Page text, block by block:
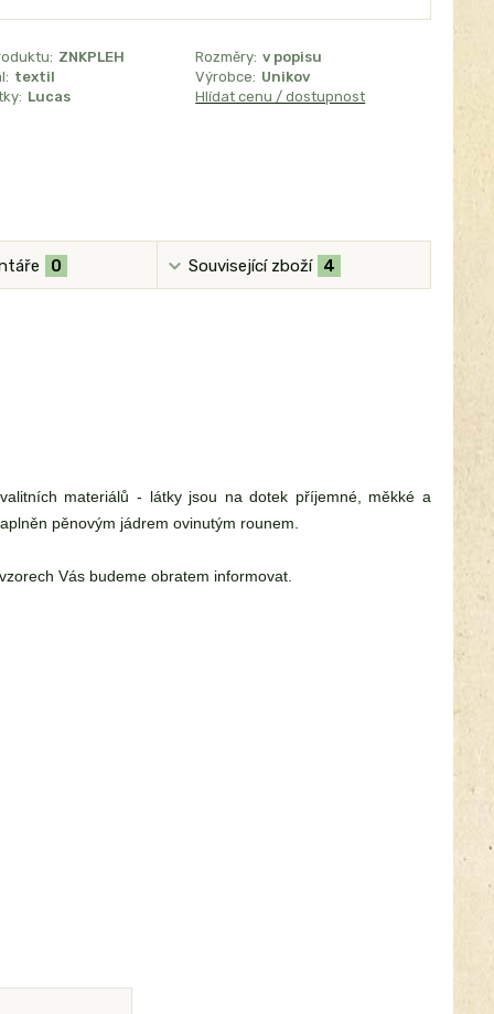
ZNKPLEH Rozměry: v popisu
textil Výrobce: Unikov
Lucas Hlídat cenu / dostupnost
0 Související zboží 4
materiálů - látky jsou na dotek příjemné, měkké a
pěnovým jádrem ovinutým rounem.
Vás budeme obratem informovat.